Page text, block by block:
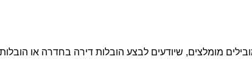
מומלצים, שיודעים לבצע הובלות דירה בחדרה או הובלות